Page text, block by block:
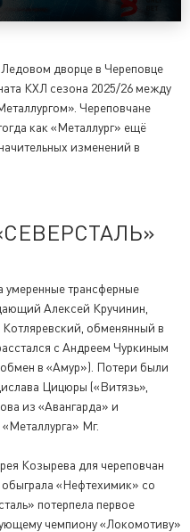
Ледовом дворце в Череповце
КХЛ сезона 2025/26 между
Череповчане
как «Металлург» ещё
изменений в
умеренные трансферные
Алексей Кручинин,
обменянный в
с Андреем Чуркиным
в «Амур»). Потери были
Цицюры («Витязь»,
из «Авангарда» и
Мг.
Козырева для череповчан
«Нефтехимик» со
потерпела первое
чемпиону «Локомотиву»